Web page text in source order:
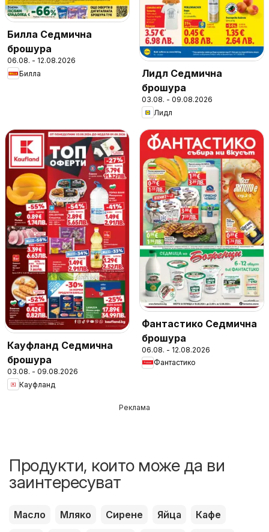
Билла Седмична
брошура
06.08. - 12.08.2026
Билла
Лидл Седмична
брошура
03.08. - 09.08.2026
Лидл
Кауфланд Седмична
брошура
03.08. - 09.08.2026
Кауфланд
Фантастико Седмична
брошура
06.08. - 12.08.2026
Фантастико
Реклама
Продукти, които може да ви
заинтересуват
Масло Мляко Сирене Яйца
Кафе